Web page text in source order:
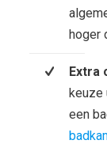
hoger
Extra
keuze
een